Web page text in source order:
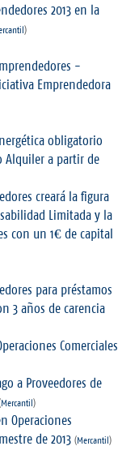
2013 en la
)
-
Emprendedora
obligatorio
Alquiler a partir de
creará la figura
Limitada y la
con un 1€ de capital
para préstamos
3 años de carencia
Comerciales
a Proveedores de
Mercantil)
Operaciones
de 2013 (Mercantil)